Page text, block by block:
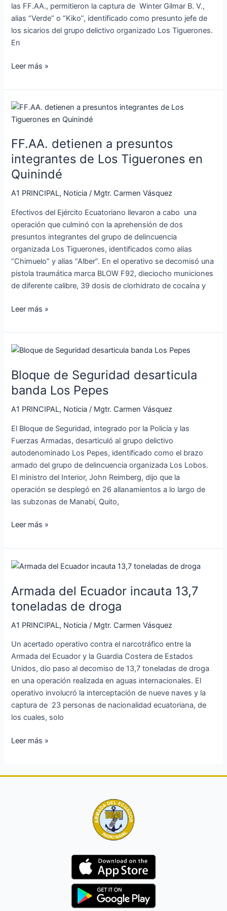
las FF.AA., permitieron la captura de Winter Gilmar B. V.,
alias “Verde” o “Kiko”, identificado como presunto jefe de
los sicarios del grupo delictivo organizado Los Tiguerones.
En
Leer más »
FF.AA. detienen a presuntos
integrantes de Los Tiguerones en
Quinindé
A1 PRINCIPAL, Noticia / Mgtr. Carmen Vásquez
Efectivos del Ejército Ecuatoriano llevaron a cabo una
operación que culminó con la aprehensión de dos
presuntos integrantes del grupo de delincuencia
organizada Los Tiguerones, identificados como alias
“Chimuelo” y alias “Alber”. En el operativo se decomisó una
pistola traumática marca BLOW F92, dieciocho municiones
de diferente calibre, 39 dosis de clorhidrato de cocaína y
FF.AA.
detienen
presuntos
integrantes
de
Los
Tiguerones
Quinindé
Leer más »
Bloque de Seguridad desarticula
banda Los Pepes
A1 PRINCIPAL, Noticia / Mgtr. Carmen Vásquez
El Bloque de Seguridad, integrado por la Policía y las
Fuerzas Armadas, desarticuló al grupo delictivo
autodenominado Los Pepes, identificado como el brazo
armado del grupo de delincuencia organizada Los Lobos.
El ministro del Interior, John Reimberg, dijo que la
operación se desplegó en 26 allanamientos a lo largo de
las subzonas de Manabí, Quito,
Bloque
Seguridad
desarticula
banda
Los
Leer más »
Armada del Ecuador incauta 13,7
toneladas de droga
A1 PRINCIPAL, Noticia / Mgtr. Carmen Vásquez
Un acertado operativo contra el narcotráfico entre la
Armada del Ecuador y la Guardia Costera de Estados
Unidos, dio paso al decomiso de 13,7 toneladas de droga
en una operación realizada en aguas internacionales. El
operativo involucró la interceptación de nueve naves y la
captura de 23 personas de nacionalidad ecuatoriana, de
los cuales, solo
Armada
Ecuador
incauta
13,7
toneladas
Leer más »